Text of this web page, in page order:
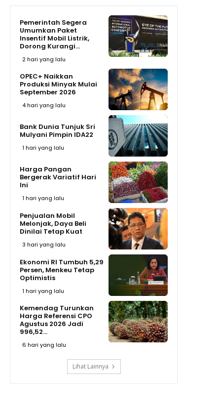
Pemerintah Segera
Umumkan Paket
Insentif Mobil Listrik,
Dorong Kurangi...
2 hari yang lalu
OPEC+ Naikkan
Produksi Minyak Mulai
September 2026
4 hari yang lalu
Bank Dunia Tunjuk Sri
Mulyani Pimpin IDA22
1 hari yang lalu
Harga Pangan
Bergerak Variatif Hari
Ini
1 hari yang lalu
Penjualan Mobil
Melonjak, Daya Beli
Dinilai Tetap Kuat
3 hari yang lalu
Ekonomi RI Tumbuh 5,29
Persen, Menkeu Tetap
Optimistis
1 hari yang lalu
Kemendag Turunkan
Harga Referensi CPO
Agustus 2026 Jadi
996,52...
6 hari yang lalu
Lihat Lainnya